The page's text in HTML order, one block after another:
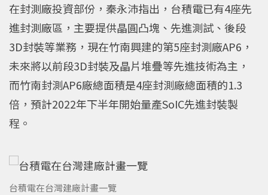
在封測廠投資部份，秦永沛指出，台積電已有4座先
進封測廠區，主要提供晶圓凸塊、先進測試、後段
3D封裝等業務，現在竹南興建的第5座封測廠AP6，
未來將以前段3D封裝及晶片堆疊等先進技術為主，
而竹南封測AP6廠總面積是4座封測廠總面積的1.3
倍，預計2022年下半年開始量產SoIC先進封裝製
程。
台積電在台灣建廠計畫一覽